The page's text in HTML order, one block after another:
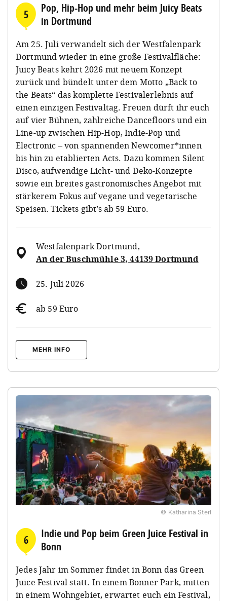
5
Pop, Hip-Hop und mehr beim Juicy Beats
in Dortmund
Am 25. Juli verwandelt sich der Westfalenpark
Dortmund wieder in eine große Festivalfläche:
Juicy Beats kehrt 2026 mit neuem Konzept
zurück und bündelt unter dem Motto „Back to
the Beats“ das komplette Festivalerlebnis auf
einen einzigen Festivaltag. Freuen dürft ihr euch
auf vier Bühnen, zahlreiche Dancefloors und ein
Line-up zwischen Hip-Hop, Indie-Pop und
Electronic – von spannenden Newcomer*innen
bis hin zu etablierten Acts. Dazu kommen Silent
Disco, aufwendige Licht- und Deko-Konzepte
sowie ein breites gastronomisches Angebot mit
stärkerem Fokus auf vegane und vegetarische
Speisen. Tickets gibt’s ab 59 Euro.
Westfalenpark Dortmund,
An der Buschmühle 3, 44139 Dortmund
25. Juli 2026
ab 59 Euro
MEHR INFO
© Katharina Sterl
6
Indie und Pop beim Green Juice Festival in
Bonn
Jedes Jahr im Sommer findet in Bonn das Green
Juice Festival statt. In einem Bonner Park, mitten
in einem Wohngebiet, erwartet euch ein Festival,